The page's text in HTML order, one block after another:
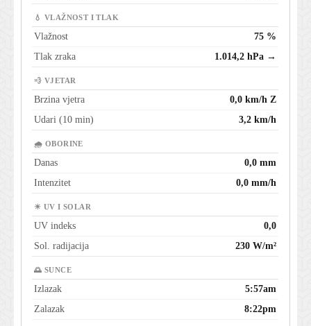
💧 VLAŽNOST I TLAK
Vlažnost
75 %
Tlak zraka
1.014,2 hPa →
💨 VJETAR
Brzina vjetra
0,0 km/h Z
Udari (10 min)
3,2 km/h
🌧 OBORINE
Danas
0,0 mm
Intenzitet
0,0 mm/h
☀ UV I SOLAR
UV indeks
0,0
Sol. radijacija
230 W/m²
🌅 SUNCE
Izlazak
5:57am
Zalazak
8:22pm